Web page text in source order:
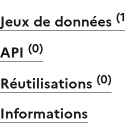
Jeux de données (1
API (0)
Réutilisations (0)
Informations